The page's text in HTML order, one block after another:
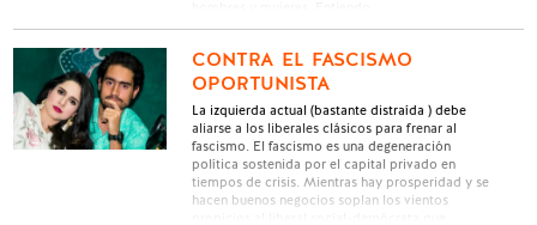
CONTRA EL FASCISMO
OPORTUNISTA
La izquierda actual (bastante distraída ) debe
aliarse a los liberales clásicos para frenar al
fascismo. El fascismo es una degeneración
política sostenida por el capital privado en
tiempos de crisis. Mientras hay prosperidad y se
hacen buenos negocios soplan los vientos